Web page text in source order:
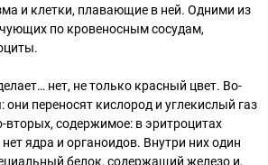
и клетки, плавающие в ней. Одними из
по кровеносным сосудам,
нет, не только красный цвет. Во-
они переносят кислород и углекислый газ
вторых, содержимое: в эритроцитах
ядра и органоидов. Внутри них один
белок, содержащий железо и,